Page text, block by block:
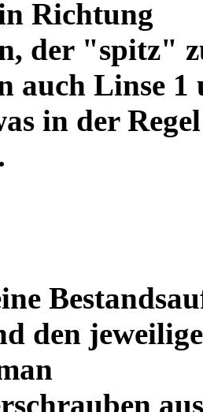
Richtung
der "spitz"
auch Linse
in der Regel
ist.
den